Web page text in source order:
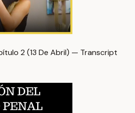
2 (13 De Abril) — Transcript